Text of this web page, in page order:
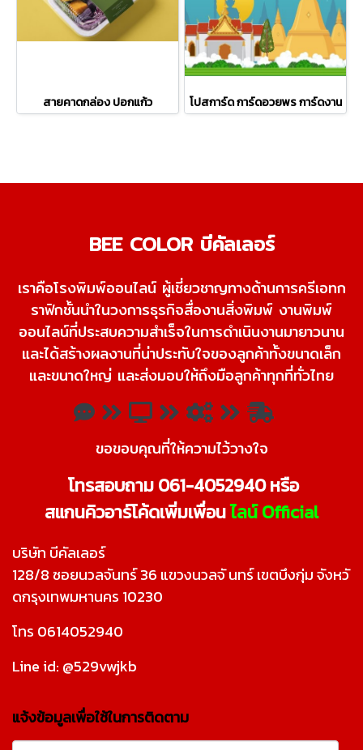
สายคาดกล่อง ปอกแก้ว โปสการ์ด การ์ดอวยพร การ์ดงาน
BEE COLOR บีคัลเลอร์
เราคือโรงพิมพ์ออนไลน์ ผู้เชี่ยวชาญทางด้านการครีเอทก
ราฟิกชั้นนําในวงการธุรกิจสื่องานสิ่งพิมพ์ งานพิมพ์
ออนไลน์ที่ประสบความสําเร็จในการดําเนินงานมายาวนาน
และได้สร้างผลงานที่น่าประทับใจของลูกค้าทั้งขนาดเล็ก
และขนาดใหญ่ และส่งมอบให้ถึงมือลูกค้าทุกที่ทั่วไทย
ขอขอบคุณที่ให้ความไว้วางใจ
โทรสอบถาม 061-4052940 หรือ
สแกนคิวอาร์โค้ดเพิ่มเพื่อนไลน์ Official
บริษัท บีคัลเลอร์
128/8 ซอยนวลจันทร์ 36 แขวงนวลจั นทร์ เขตบึงกุ่ม จังหวั
ดกรุงเทพมหานคร 10230
โทร 0614052940
Line id: @529vwjkb
แจ้งข้อมูลเพื่อใช้ในการติดตาม